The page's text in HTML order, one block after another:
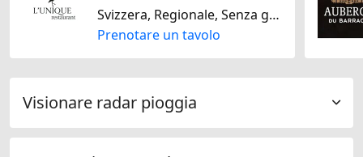
Svizzera, Regionale, Senza glutine, Senza lattosio, Francese, Stagionale, Mediterranea
Prenotare un tavolo
Visionare radar pioggia